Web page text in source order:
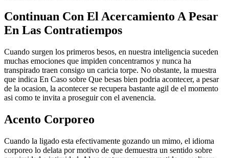
Continuan Con El Acercamiento A Pesar
En Las Contratiempos
Cuando surgen los primeros besos, en nuestra inteligencia suceden
muchas emociones que impiden concentrarnos y nunca ha
transpirado traen consigo un caricia torpe. No obstante, la muestra
que indica En Caso sobre Que besas bien podria acontecer, a pesar
de la ocasion, la acontecer se recupera bastante agil de el momento
asi­ como te invita a proseguir con el avenencia.
Acento Corporeo
Cuando la ligado esta efectivamente gozando un mimo, el idioma
corporeo lo delata por motivo de que demuestra un sentido sobre